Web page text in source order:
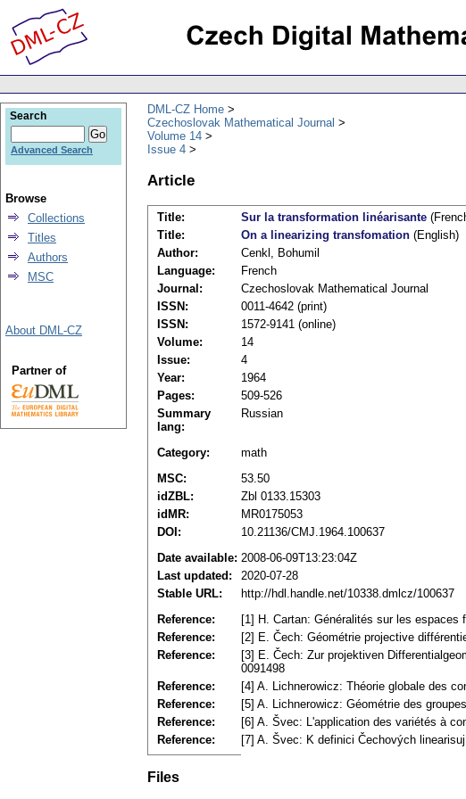
DML-CZ Home
Czechoslovak Mathematical Journal
Volume 14
Issue 4
Article
Title: Sur la transformation linéarisante
Title:
On a linearizing transfomation (English)
Author:
Cenkl, Bohumil
Language:
French
Journal:
Czechoslovak Mathematical Journal
ISSN:
0011-4642 (print)
ISSN:
1572-9141 (online)
Volume:
14
Issue:
4
Year:
1964
Pages:
509-526
Summary
lang:
Russian
Category:
math
MSC:
53.50
idZBL:
Zbl 0133.15303
idMR:
MR0175053
DOI:
10.21136/CMJ.1964.100637
Date available: 2008-06-09T13:23:04Z
Last updated:
2020-07-28
Stable URL:
http://hdl.handle.net/10338.dmlcz/100637
Reference:
[1] H. Cartan: Généralités sur les
Reference:
[2] E. Čech: Géométrie projective
Reference:
[3] E. Čech: Zur projektiven
0091498
Reference:
[4] A. Lichnerowicz: Théorie globale des
Reference:
[5] A. Lichnerowicz: Géométrie des
Reference:
[6] A. Švec: L'application des variétés à
Reference:
[7] A. Švec: K definici Čechových
Files
Search
Advanced Search
Browse
Collections
Titles
Authors
MSC
About DML-CZ
Partner of